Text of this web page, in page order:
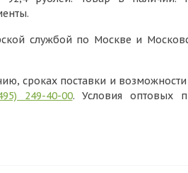
службой по Москве и
сроках поставки и возможности
249-40-00. Условия оптовых